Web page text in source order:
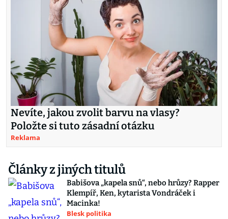
Nevíte, jakou zvolit barvu na vlasy?
Položte si tuto zásadní otázku
Reklama
Články z jiných titulů
Babišova „kapela snů“, nebo hrůzy? Rapper
Klempíř, Ken, kytarista Vondráček i
Macinka!
Blesk politika